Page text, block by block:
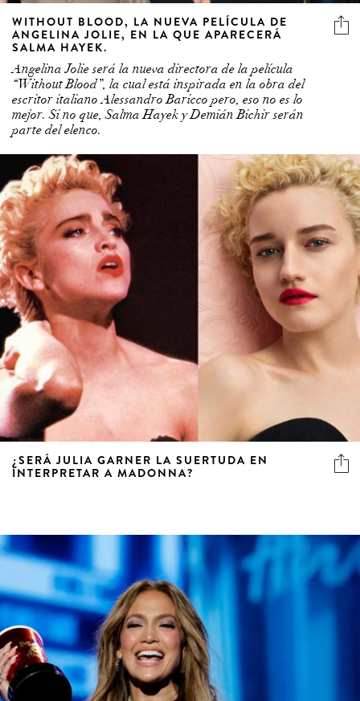
WITHOUT BLOOD, LA NUEVA PELÍCULA DE
ANGELINA JOLIE, EN LA QUE APARECERÁ
SALMA HAYEK.
Angelina Jolie será la nueva directora de la película
“Without Blood”, la cual está inspirada en la obra del
escritor italiano Alessandro Baricco pero, eso no es lo
mejor. Si no que, Salma Hayek y Demián Bichir serán
parte del elenco.
¿SERÁ JULIA GARNER LA SUERTUDA EN
INTERPRETAR A MADONNA?